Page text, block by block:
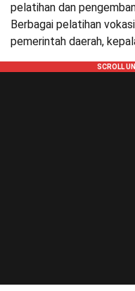
pelatihan dan
Berbagai pelatihan
pemerintah daerah,